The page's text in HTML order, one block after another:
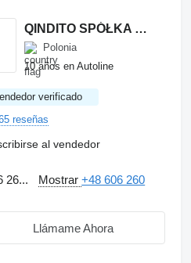
QINDITO SPÓŁKA Z OGRANICZONĄ ODPOWIEDZIALNOŚCIĄ
Polonia
10 años en Autoline
verificado
reseñas
al vendedor
26... Mostrar+48 606 260
Llámame Ahora